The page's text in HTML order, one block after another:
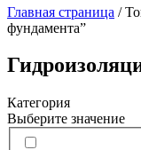
Главная страница /
фундамента”
Категория
Выберите значение